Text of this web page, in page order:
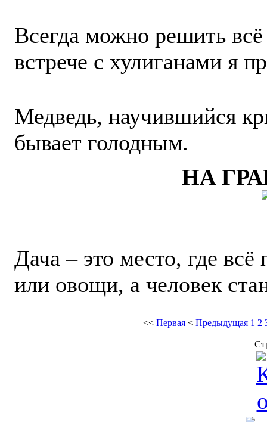
Всегда можно решить
встрече с хулиганами я
Медведь, научившийся
бывает голодным.
НА
Дача – это место, где
или овощи, а человек
<< Первая < Предыдущая 1 2